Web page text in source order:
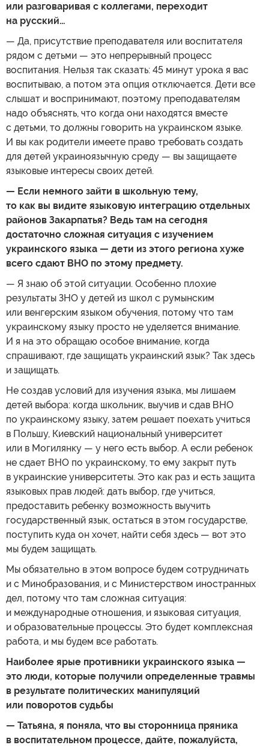
или разговаривая с коллегами, переходит
на русский…
— Да, присутствие преподавателя или воспитателя
рядом с детьми — это непрерывный процесс
воспитания. Нельзя так сказать: 45 минут урока я вас
воспитываю, а потом эта опция отключается. Дети все
слышат и воспринимают, поэтому преподавателям
надо объяснять, что когда они находятся вместе
с детьми, то должны говорить на украинском языке.
И вы как родители имеете право требовать создать
для детей украиноязычную среду — вы защищаете
языковые интересы своих детей.
— Если немного зайти в школьную тему,
то как вы видите языковую интеграцию отдельных
районов Закарпатья? Ведь там на сегодня
достаточно сложная ситуация с изучением
украинского языка — дети из этого региона хуже
всего сдают ВНО по этому предмету.
— Я знаю об этой ситуации. Особенно плохие
результаты ЗНО у детей из школ с румынским
или венгерским языком обучения, потому что там
украинскому языку просто не уделяется внимание.
И я на это обращаю особое внимание, когда
спрашивают, где защищать украинский язык? Так здесь
и защищать.
Не создав условий для изучения языка, мы лишаем
детей выбора: когда школьник, выучив и сдав ВНО
по украинскому языку, затем решает поехать учиться
в Польшу, Киевский национальный университет
или в Могилянку — у него есть выбор. А если ребенок
не сдает ВНО по украинскому, то ему закрыт путь
в украинские университеты. Это как раз и есть защита
языковых прав людей: дать выбор, где учиться,
предоставить ребенку возможность выучить
государственный язык, остаться в этом государстве,
поступить куда он хочет, найти себя здесь — вот это
мы будем защищать.
Мы обязательно в этом вопросе будем сотрудничать
и с Минобразования, и с Министерством иностранных
дел, потому что там сложная ситуация:
и международные отношения, и языковая ситуация,
и образовательные процессы. Это будет комплексная
работа, и мы будем все работать.
Наиболее ярые противники украинского языка —
это люди, которые получили определенные травмы
в результате политических манипуляций
или поворотов судьбы
— Татьяна, я поняла, что вы сторонница пряника
в воспитательном процессе, дайте, пожалуйста,